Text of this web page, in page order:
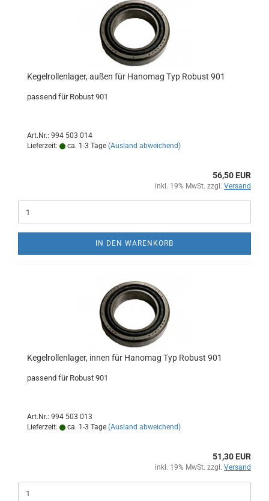
Kegelrollenlager, außen für Hanomag Typ Robust 901
passend für Robust 901
Art.Nr.: 994 503 014
Lieferzeit:
ca. 1-3 Tage (Ausland abweichend)
56,50 EUR
inkl. 19% MwSt. zzgl. Versand
IN DEN WARENKORB
Kegelrollenlager, innen für Hanomag Typ Robust 901
passend für Robust 901
Art.Nr.: 994 503 013
Lieferzeit:
ca. 1-3 Tage (Ausland abweichend)
51,30 EUR
inkl. 19% MwSt. zzgl. Versand